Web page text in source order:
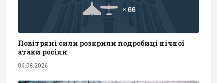
Повітряні сили розкрили подробиці нічної
атаки росіян
06.08.2026